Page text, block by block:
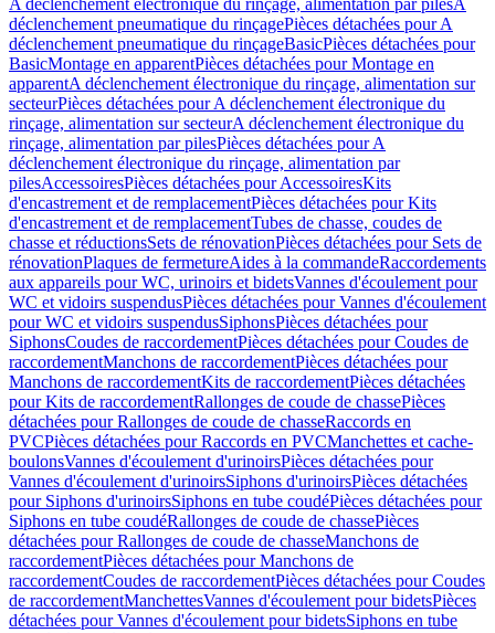
A déclenchement électronique du rinçage, alimentation par pilesA
déclenchement pneumatique du rinçagePièces détachées pour A
déclenchement pneumatique du rinçageBasicPièces détachées pour
BasicMontage en apparentPièces détachées pour Montage en
apparentA déclenchement électronique du rinçage, alimentation sur
secteurPièces détachées pour A déclenchement électronique du
rinçage, alimentation sur secteurA déclenchement électronique du
rinçage, alimentation par pilesPièces détachées pour A
déclenchement électronique du rinçage, alimentation par
pilesAccessoiresPièces détachées pour AccessoiresKits
d'encastrement et de remplacementPièces détachées pour Kits
d'encastrement et de remplacementTubes de chasse, coudes de
chasse et réductionsSets de rénovationPièces détachées pour Sets de
rénovationPlaques de fermetureAides à la commandeRaccordements
aux appareils pour WC, urinoirs et bidetsVannes d'écoulement pour
WC et vidoirs suspendusPièces détachées pour Vannes d'écoulement
pour WC et vidoirs suspendusSiphonsPièces détachées pour
SiphonsCoudes de raccordementPièces détachées pour Coudes de
raccordementManchons de raccordementPièces détachées pour
Manchons de raccordementKits de raccordementPièces détachées
pour Kits de raccordementRallonges de coude de chassePièces
détachées pour Rallonges de coude de chasseRaccords en
PVCPièces détachées pour Raccords en PVCManchettes et cache-
boulonsVannes d'écoulement d'urinoirsPièces détachées pour
Vannes d'écoulement d'urinoirsSiphons d'urinoirsPièces détachées
pour Siphons d'urinoirsSiphons en tube coudéPièces détachées pour
Siphons en tube coudéRallonges de coude de chassePièces
détachées pour Rallonges de coude de chasseManchons de
raccordementPièces détachées pour Manchons de
raccordementCoudes de raccordementPièces détachées pour Coudes
de raccordementManchettesVannes d'écoulement pour bidetsPièces
détachées pour Vannes d'écoulement pour bidetsSiphons en tube